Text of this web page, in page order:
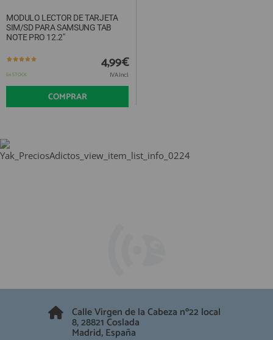
MODULO LECTOR DE TARJETA
SIM/SD PARA SAMSUNG TAB
NOTE PRO 12.2"
En STOCK
4,99€
IVA Incl.
COMPRAR
Calle Virgen de la Cabeza nº22 local
8, 28821 Coslada
Madrid, España